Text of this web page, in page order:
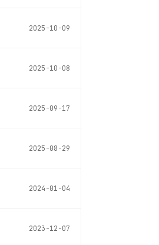
2025-10-09
2025-10-08
2025-09-17
2025-08-29
2024-01-04
2023-12-07